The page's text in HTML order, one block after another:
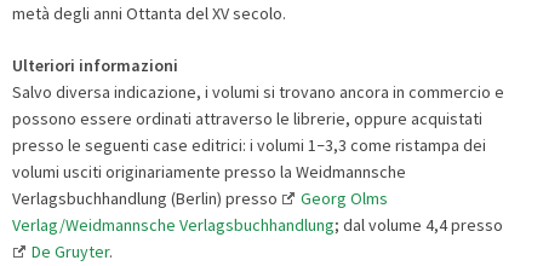
metà degli anni Ottanta del XV secolo.
Ulteriori informazioni
Salvo diversa indicazione, i volumi si trovano ancora in commercio e
possono essere ordinati attraverso le librerie, oppure acquistati
presso le seguenti case editrici: i volumi 1–3,3 come ristampa dei
volumi usciti originariamente presso la Weidmannsche
Verlagsbuchhandlung (Berlin) presso
Georg Olms
Verlag/Weidmannsche Verlagsbuchhandlung; dal volume 4,4 presso
De Gruyter.